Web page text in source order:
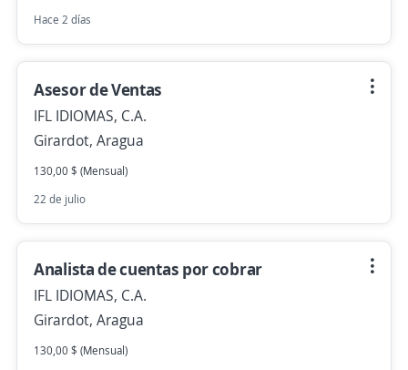
Hace 2 días
Asesor de Ventas
IFL IDIOMAS, C.A.
Girardot, Aragua
130,00 $ (Mensual)
22 de julio
Analista de cuentas por cobrar
IFL IDIOMAS, C.A.
Girardot, Aragua
130,00 $ (Mensual)